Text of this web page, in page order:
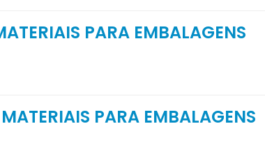
PARA EMBALAGENS
PARA EMBALAGENS